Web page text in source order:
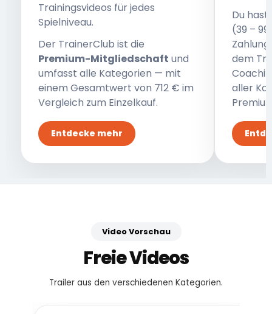
Trainingsvideos für jedes
Spielniveau.
Der TrainerClub ist die
Premium-Mitgliedschaft und
umfasst alle Kategorien — mit
einem Gesamtwert von 712 € im
Vergleich zum Einzelkauf.
Entdecke mehr
Du hast
(39 –
dem
aller
Video Vorschau
Freie Videos
Trailer aus den verschiedenen Kategorien.